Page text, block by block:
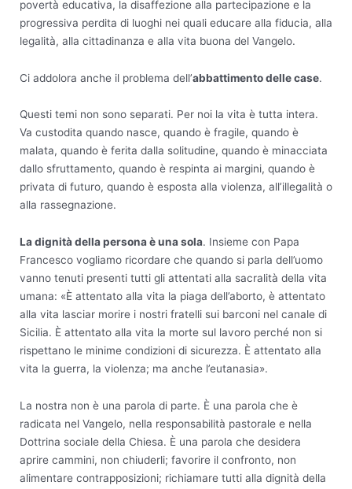
povertà educativa, la disaffezione alla partecipazione e la
progressiva perdita di luoghi nei quali educare alla fiducia, alla
legalità, alla cittadinanza e alla vita buona del Vangelo.
Ci addolora anche il problema dell’abbattimento delle case.
Questi temi non sono separati. Per noi la vita è tutta intera.
Va custodita quando nasce, quando è fragile, quando è
malata, quando è ferita dalla solitudine, quando è minacciata
dallo sfruttamento, quando è respinta ai margini, quando è
privata di futuro, quando è esposta alla violenza, all’illegalità o
alla rassegnazione.
La dignità della persona è una sola. Insieme con Papa
Francesco vogliamo ricordare che quando si parla dell’uomo
vanno tenuti presenti tutti gli attentati alla sacralità della vita
umana: «È attentato alla vita la piaga dell’aborto, è attentato
alla vita lasciar morire i nostri fratelli sui barconi nel canale di
Sicilia. È attentato alla vita la morte sul lavoro perché non si
rispettano le minime condizioni di sicurezza. È attentato alla
vita la guerra, la violenza; ma anche l’eutanasia».
La nostra non è una parola di parte. È una parola che è
radicata nel Vangelo, nella responsabilità pastorale e nella
Dottrina sociale della Chiesa. È una parola che desidera
aprire cammini, non chiuderli; favorire il confronto, non
alimentare contrapposizioni; richiamare tutti alla dignità della